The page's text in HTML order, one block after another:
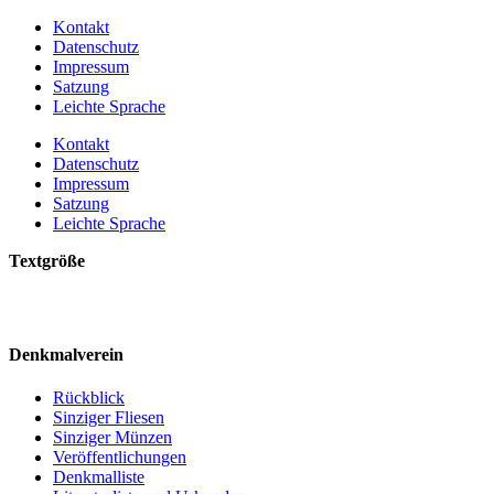
Kontakt
Datenschutz
Impressum
Satzung
Leichte Sprache
Kontakt
Datenschutz
Impressum
Satzung
Leichte Sprache
Textgröße
Denkmalverein
Rückblick
Sinziger Fliesen
Sinziger Münzen
Veröffentlichungen
Denkmalliste